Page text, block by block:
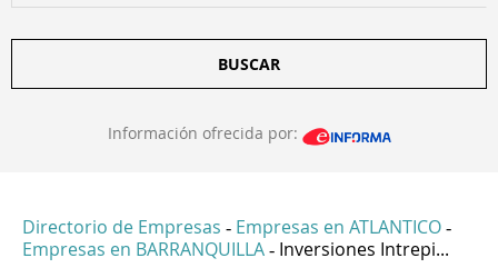
BUSCAR
Información ofrecida por:
Directorio de Empresas - Empresas en ATLANTICO -
Empresas en BARRANQUILLA - Inversiones Intrepi...